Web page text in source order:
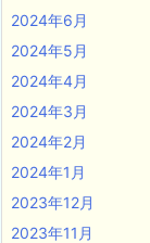
2024年6月
2024年5月
2024年4月
2024年3月
2024年2月
2024年1月
2023年12月
2023年11月